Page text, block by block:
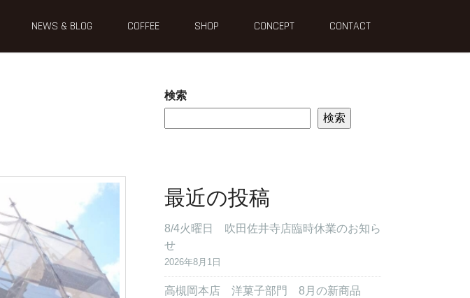
NEWS & BLOG COFFEE SHOP CONCEPT CONTACT
検索
検索
最近の投稿
8/4火曜日 吹田佐井寺店臨時休業のお知ら
せ
2026年8月1日
高槻岡本店 洋菓子部門 8月の新商品